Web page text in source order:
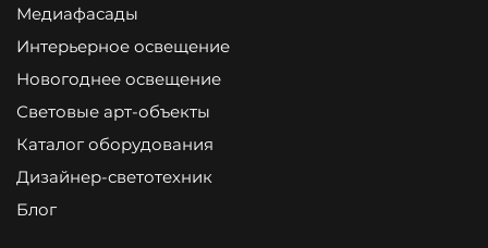
Медиафасады
Интерьерное освещение
Новогоднее освещение
Световые арт-объекты
Каталог оборудования
Дизайнер-светотехник
Блог